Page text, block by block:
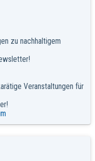
zu nachhaltigem
Veranstaltungen für